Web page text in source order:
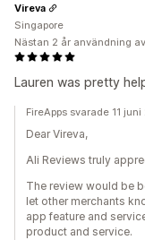
Lauren was pretty
Vireva
Singapore
Nästan 2 år användning
FireApps svarade 11
Dear Vireva,
Ali Reviews truly
The review would be
let other merchants
app feature and
product and service.